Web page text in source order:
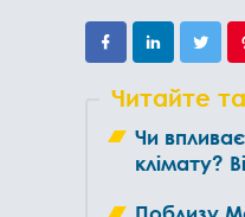
Читайте
Чи
клімату?